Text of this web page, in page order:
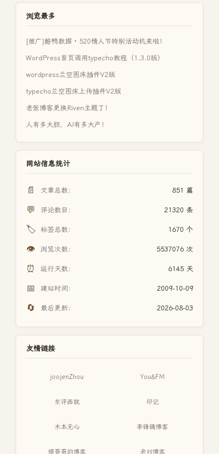
浏览最多
[推广]酷鸭数据 · 520情人节特别活动机来啦！
WordPress首页调用typecho教程（1.3.0版）
wordpress兰空图床插件V2版
typecho兰空图床上传插件V2版
老张博客更换Riven主题了！
人有多大胆，AI有多大产！
网站信息统计
📄 文章总数： 851 篇
💬 评论数目： 21320 条
🏷️ 标签总数： 1670 个
👁️ 浏览次数： 5537076 次
⏰ 运行天数： 6145 天
📅 建站时间： 2009-10-09
🔄 最后更新： 2026-08-03
友情链接
joojenZhou You&FM
东评西就 印记
木本无心 李锋镝博客
缙哥哥的博客 老刘博客